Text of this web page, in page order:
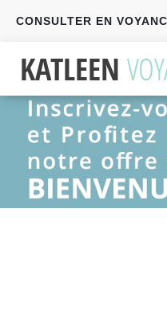
CONSULTER EN